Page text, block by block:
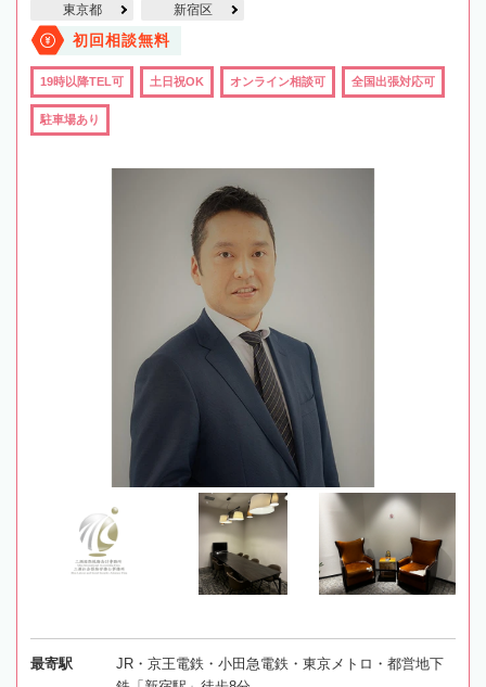
東京都 新宿区
初回相談無料
19時以降TEL可 土日祝OK オンライン相談可 全国出張対応可
駐車場あり
最寄駅
JR・京王電鉄・小田急電鉄・東京メトロ・都営地下